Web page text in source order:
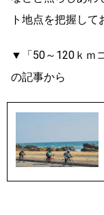
ト地点を把握して
▼「50～120ｋｍ
の記事から